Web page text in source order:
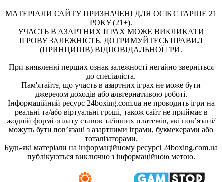
МАТЕРІАЛИ САЙТУ ПРИЗНАЧЕНІ ДЛЯ ОСІБ СТАРШЕ 21
РОКУ (21+).
УЧАСТЬ В АЗАРТНИХ ІГРАХ МОЖЕ ВИКЛИКАТИ
ІГРОВУ ЗАЛЕЖНІСТЬ. ДОТРИМУЙТЕСЬ ПРАВИЛ
(ПРИНЦИПІВ) ВІДПОВІДАЛЬНОЇ ГРИ.
При виявленні перших ознак залежності негайно зверніться
до спеціаліста.
Пам'ятайте, що участь в азартних іграх не може бути
джерелом доходів або альтернативою роботі.
Інформаційний ресурс 24boxing.com.ua не проводить ігри на
реальні та/або віртуальні гроші, також сайт не приймає в
жодній формі оплату ставок та/інших платежів, які пов’язані/
можуть бути пов’язані з азартними іграми, букмекерами або
тоталізаторами.
Будь-які матеріали на інформаційному ресурсі 24boxing.com.ua
публікуються виключно з інформаційною метою.